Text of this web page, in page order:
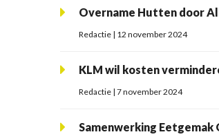
Overname Hutten door
Redactie | 12 november 2024
KLM wil kosten
Redactie | 7 november 2024
Samenwerking